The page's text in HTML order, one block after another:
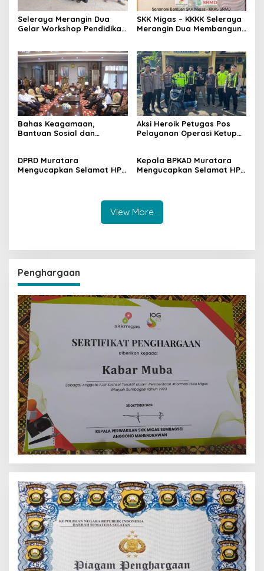
Seleraya Merangin Dua
Gelar Workshop Pendidikan
SKK Migas – KKKK Seleraya
Merangin Dua Membangun
Bahas Keagamaan,
Bantuan Sosial dan
Aksi Heroik Petugas Pos
Pelayanan Operasi Ketupat
Curat
DPRD Muratara
Mengucapkan Selamat HPN
Kepala BPKAD Muratara
Mengucapkan Selamat HPN
View More
Penghargaan